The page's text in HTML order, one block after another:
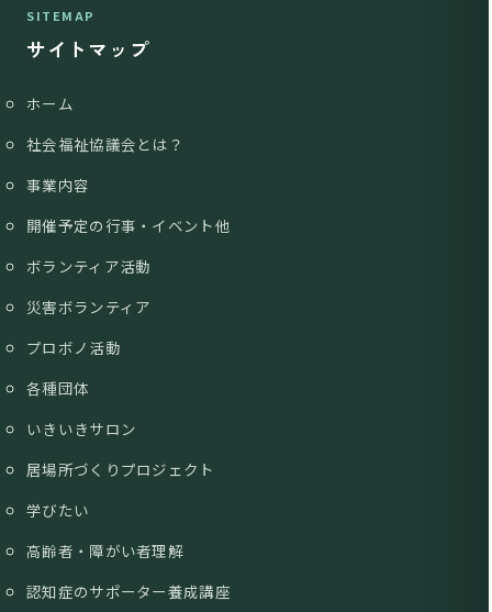
SITEMAP
サイトマップ
ホーム
社会福祉協議会とは？
事業内容
開催予定の行事・イベント他
ボランティア活動
災害ボランティア
プロボノ活動
各種団体
いきいきサロン
居場所づくりプロジェクト
学びたい
高齢者・障がい者理解
認知症のサポーター養成講座